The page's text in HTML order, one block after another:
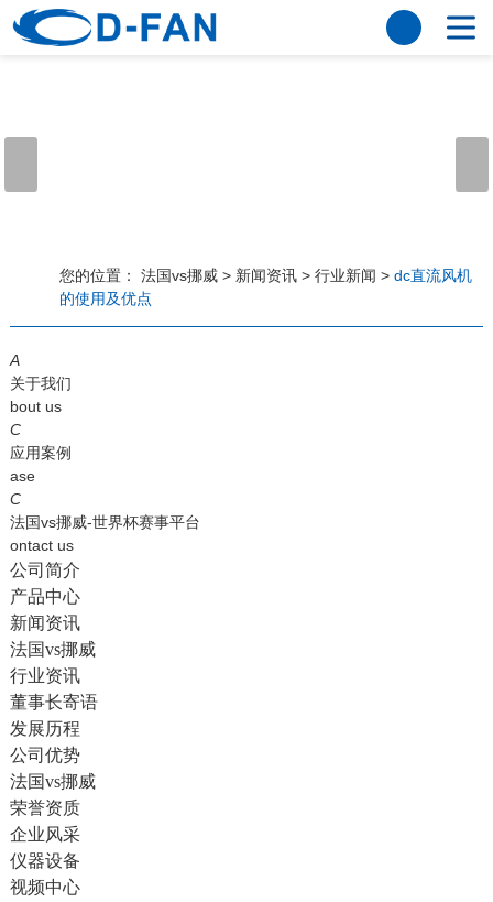
法国vs挪威
应用案例
工程案例
解决方案
新闻资讯
法国vs挪威
行业资讯
常见问题
法国vs挪威-世界杯赛事平台
您的位置： 法国vs挪威> 新闻资讯> 行业新闻 > dc直流风机
的使用及优点
A
关于我们
bout us
C
应用案例
ase
C
法国vs挪威-世界杯赛事平台
ontact us
公司简介
产品中心
新闻资讯
法国vs挪威
行业资讯
董事长寄语
发展历程
公司优势
法国vs挪威
荣誉资质
企业风采
仪器设备
视频中心